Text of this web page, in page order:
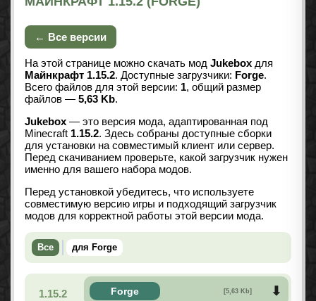
← Все версии
На этой странице можно скачать мод Jukebox для
Майнкрафт 1.15.2. Доступные загрузчики: Forge.
Всего файлов для этой версии: 1, общий размер
файлов — 5,63 Kb.
Jukebox — это версия мода, адаптированная под
Minecraft 1.15.2. Здесь собраны доступные сборки
для установки на совместимый клиент или сервер.
Перед скачиванием проверьте, какой загрузчик нужен
именно для вашего набора модов.
Перед установкой убедитесь, что используете
совместимую версию игры и подходящий загрузчик
модов для корректной работы этой версии мода.
Все для Forge
1.15.2 Forge [5,63 Kb]